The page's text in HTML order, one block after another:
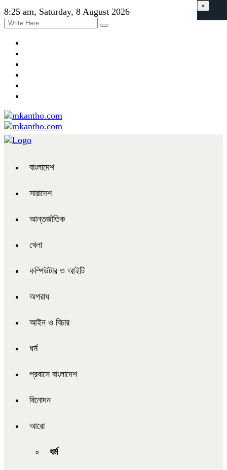
8:25 am, Saturday, 8 August 2026
বাংলাদেশ
সারাদেশ
আন্তর্জাতিক
খেলা
কম্পিউটার ও আইটি
অপরাধ
আইন ও বিচার
ধর্ম
প্রবাসে বাংলাদেশ
বিনোদন
আরো
ধর্ম
×